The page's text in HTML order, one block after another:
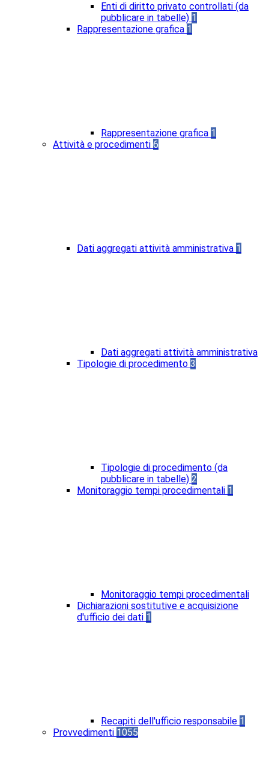
Enti di diritto privato controllati (da
pubblicare in tabelle) 1
Rappresentazione grafica 1
Rappresentazione grafica 1
Attività e procedimenti 6
Dati aggregati attività amministrativa 1
Dati aggregati attività amministrativa
Tipologie di procedimento 3
Tipologie di procedimento (da
pubblicare in tabelle) 2
Monitoraggio tempi procedimentali 1
Monitoraggio tempi procedimentali
Dichiarazioni sostitutive e acquisizione
d'ufficio dei dati 1
Recapiti dell'ufficio responsabile 1
Provvedimenti 1055